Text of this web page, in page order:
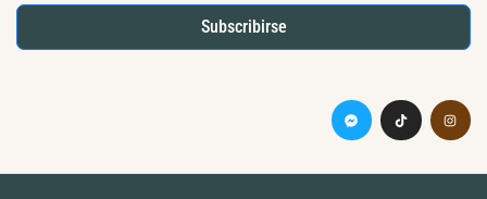
Subscribirse